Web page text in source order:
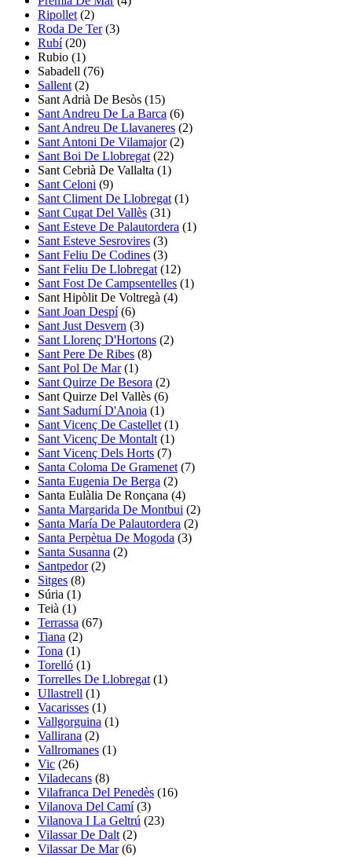
Ripollet(2)
Roda De Ter(3)
Rubí(20)
Rubio (1)
Sabadell (76)
Sallent(2)
Sant Adrià De Besòs (15)
Sant Andreu De La Barca (6)
Sant Andreu De Llavaneres (2)
Sant Antoni De Vilamajor(2)
Sant Boi De Llobregat(22)
Sant Cebrià De Vallalta (1)
Sant Celoni (9)
Sant Climent De Llobregat(1)
Sant Cugat Del Vallès (31)
Sant Esteve De Palautordera (1)
Sant Esteve Sesrovires (3)
Sant Feliu De Codines (3)
Sant Feliu De Llobregat(12)
Sant Fost De Campsentelles (1)
Sant Hipòlit De Voltregà (4)
Sant Joan Despí(6)
Sant Just Desvern (3)
Sant Llorenç D'Hortons (2)
Sant Pere De Ribes (8)
Sant Pol De Mar(1)
Sant Quirze De Besora (2)
Sant Quirze Del Vallès (6)
Sant Sadurní D'Anoia (1)
Sant Vicenç De Castellet(1)
Sant Vicenç De Montalt(1)
Sant Vicenç Dels Horts (7)
Santa Coloma De Gramenet(7)
Santa Eugenia De Berga (2)
Santa Eulàlia De Ronçana (4)
Santa Margarida De Montbui (2)
Santa María De Palautordera (2)
Santa Perpètua De Mogoda (3)
Santa Susanna (2)
Santpedor(2)
Sitges (8)
Súria (1)
Teià (1)
Terrassa (67)
Tiana (2)
Tona (1)
Torelló (1)
Torrelles De Llobregat(1)
Ullastrell (1)
Vacarisses (1)
Vallgorguina (1)
Vallirana (2)
Vallromanes (1)
Vic (26)
Viladecans (8)
Vilafranca Del Penedès (16)
Vilanova Del Camí(3)
Vilanova I La Geltrú (23)
Vilassar De Dalt(2)
Vilassar De Mar(6)